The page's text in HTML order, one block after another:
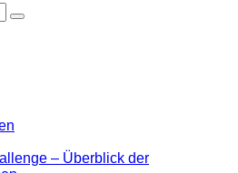
– Überblick der